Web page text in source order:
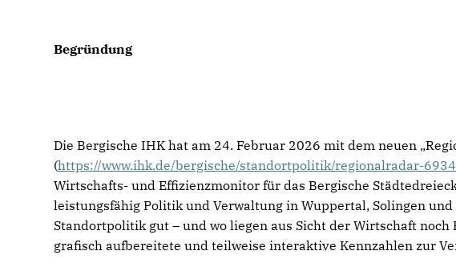
Begründung
Die Bergische IHK hat am 24. Februar 2026 mit dem neuen
(https://www.ihk.de/bergische/standortpolitik/regionalradar-
Wirtschafts- und Effizienzmonitor für das Bergische
leistungsfähig Politik und Verwaltung in Wuppertal, Solingen
Standortpolitik gut – und wo liegen aus Sicht der Wirtschaft
grafisch aufbereitete und teilweise interaktive Kennzahlen zur